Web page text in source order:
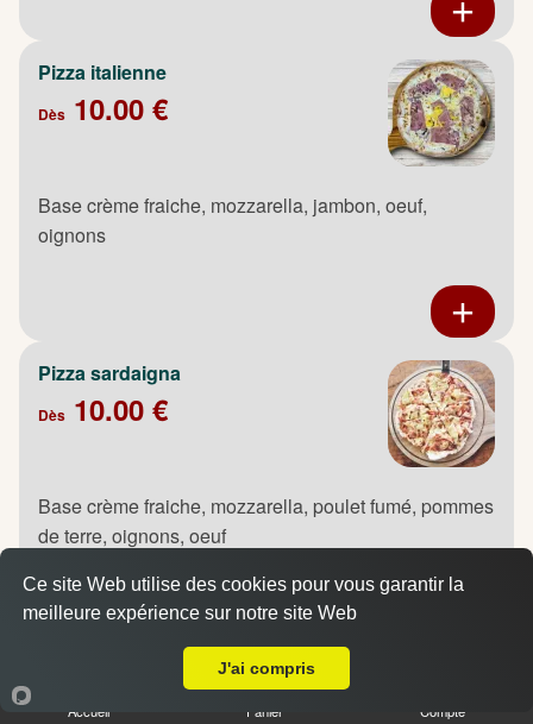
Pizza italienne
Dès 10.00 €
Base crème fraiche, mozzarella, jambon, oeuf,
oignons
Pizza sardaigna
Dès 10.00 €
Base crème fraiche, mozzarella, poulet fumé, pommes
de terre, oignons, oeuf
10.00 €
Accueil Panier Compte
Ce site Web utilise des cookies pour vous garantir la
meilleure expérience sur notre site Web
J'ai compris